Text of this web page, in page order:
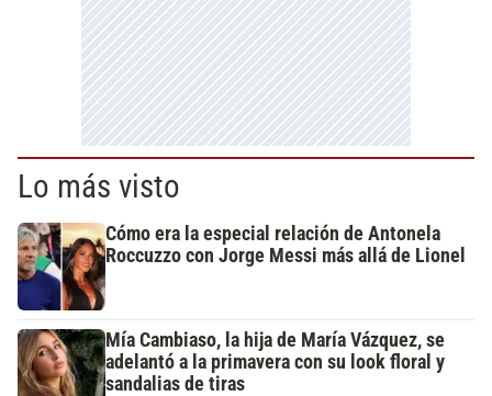
Lo más visto
Cómo era la especial relación de Antonela
Roccuzzo con Jorge Messi más allá de Lionel
Mía Cambiaso, la hija de María Vázquez, se
adelantó a la primavera con su look floral y
sandalias de tiras